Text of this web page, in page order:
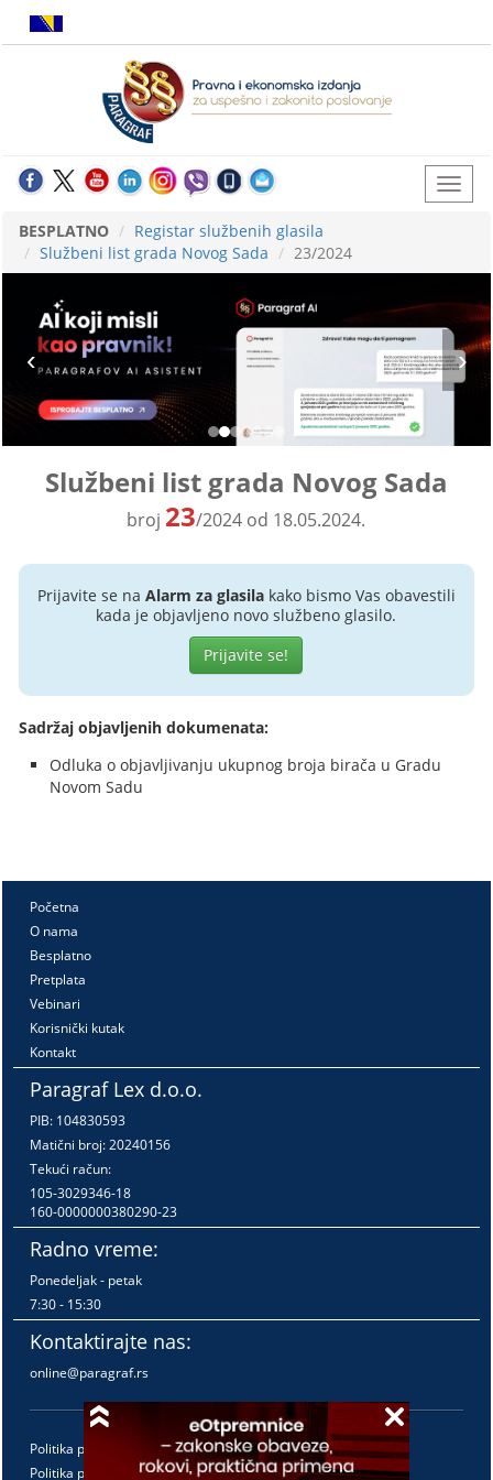
BESPLATNO
Registar službenih glasila
Službeni list grada Novog Sada
23/2024
Službeni list grada Novog Sada
broj 23/2024 od 18.05.2024.
Prijavite se na Alarm za glasilakako bismo Vas obavestili
kada je objavljeno novo službeno glasilo.
Prijavite se!
Sadržaj objavljenih dokumenata:
Odluka o objavljivanju ukupnog broja birača u Gradu
Novom Sadu
Početna
O nama
Besplatno
Pretplata
Vebinari
Korisnički kutak
Kontakt
Paragraf Lex d.o.o.
PIB: 104830593
Matični broj: 20240156
Tekući račun:
105-3029346-18
160-0000000380290-23
Radno vreme:
Ponedeljak - petak
7:30 - 15:30
Kontaktirajte nas:
online@paragraf.rs
Politika privatnosti
Politika pružanja usluga